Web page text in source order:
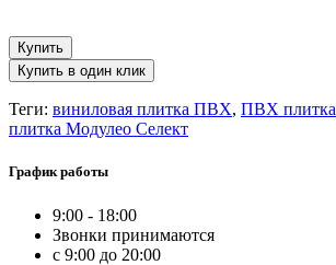
Купить
Купить в один клик
Теги: виниловая плитка ПВХ, ПВХ плитка
плитка Модулео Селект
График работы
9:00 - 18:00
Звонки принимаются
с 9:00 до 20:00